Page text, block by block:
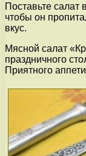
Поставьте салат
чтобы он
вкус.
Мясной салат
праздничного
Приятного